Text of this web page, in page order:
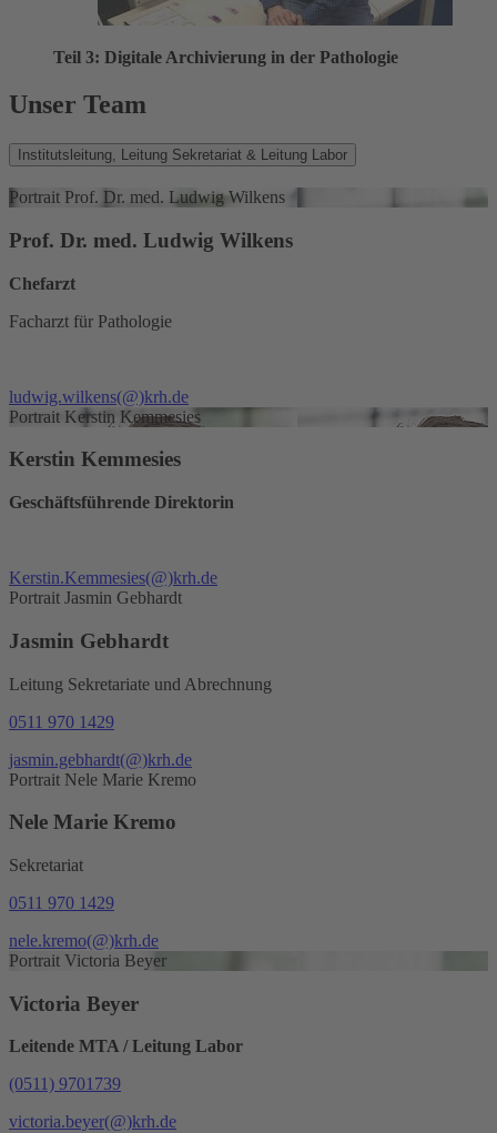
Teil 3: Digitale Archivierung in der Pathologie
Unser Team
Institutsleitung, Leitung Sekretariat & Leitung Labor
Portrait Prof. Dr. med. Ludwig Wilkens
Prof. Dr. med. Ludwig Wilkens
Chefarzt
Facharzt für Pathologie
ludwig.wilkens(@)krh.de
Portrait Kerstin Kemmesies
Kerstin Kemmesies
Geschäftsführende Direktorin
Kerstin.Kemmesies(@)krh.de
Portrait Jasmin Gebhardt
Jasmin Gebhardt
Leitung Sekretariate und Abrechnung
0511 970 1429
jasmin.gebhardt(@)krh.de
Portrait Nele Marie Kremo
Nele Marie Kremo
Sekretariat
0511 970 1429
nele.kremo(@)krh.de
Portrait Victoria Beyer
Victoria Beyer
Leitende MTA / Leitung Labor
(0511) 9701739
victoria.beyer(@)krh.de